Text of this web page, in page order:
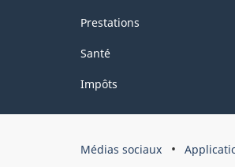
Prestations
Santé
Impôts
Organisation
Médias sociaux